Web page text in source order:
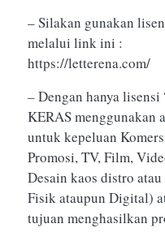
– Silakan gunakan
melalui link ini :
https://letterena.com/
– Dengan hanya
KERAS menggunakan
untuk kepeluan
Promosi, TV, Film,
Desain kaos distro
Fisik ataupun Digital)
tujuan menghasilkan